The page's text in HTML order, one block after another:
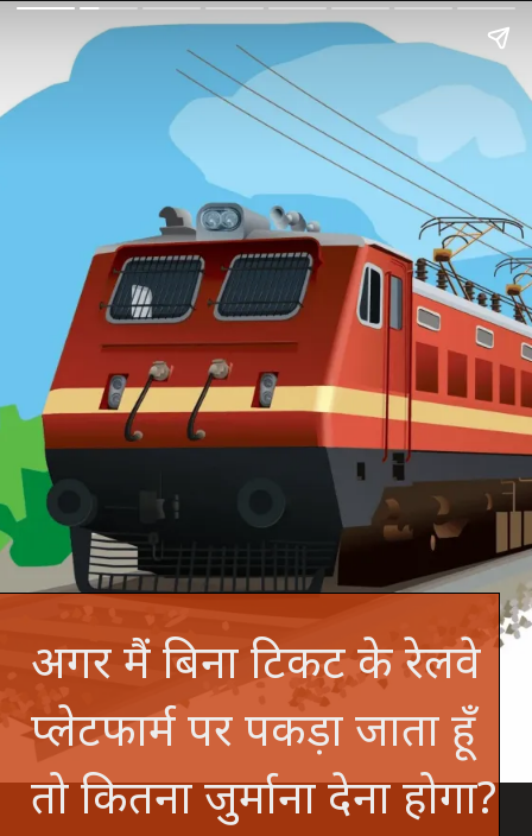
अगर मैं बिना टिकट के रेलवे
प्लेटफार्म पर पकड़ा जाता हूँ
तो कितना जुर्माना देना होगा?